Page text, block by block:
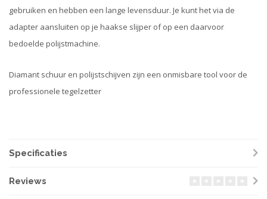
gebruiken en hebben een lange levensduur. Je kunt het via de
adapter aansluiten op je haakse slijper of op een daarvoor
bedoelde polijstmachine.
Diamant schuur en polijstschijven zijn een onmisbare tool voor de
professionele tegelzetter
Specificaties
Reviews